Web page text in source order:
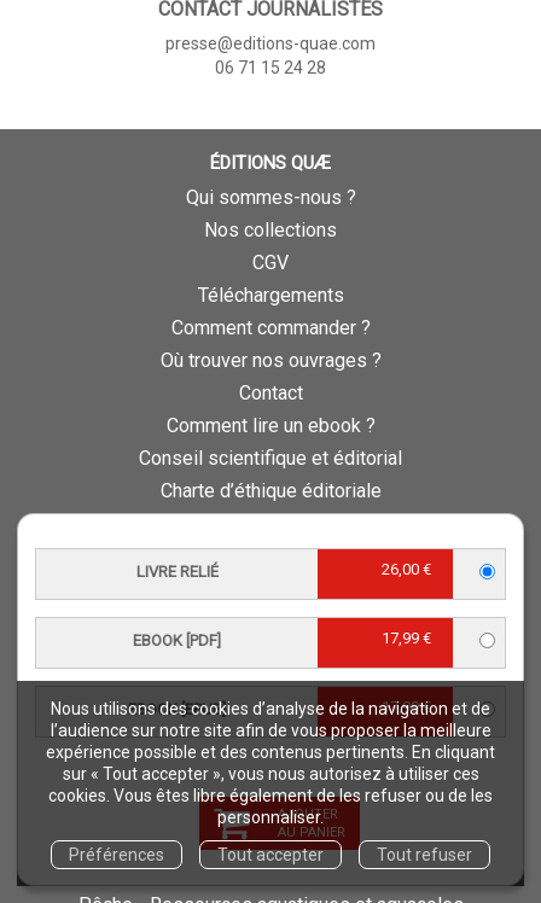
Nous utilisons des cookies d’analyse de la navigation et de
l’audience sur notre site afin de vous proposer la meilleure
expérience possible et des contenus pertinents. En cliquant
sur « Tout accepter », vous nous autorisez à utiliser ces
cookies. Vous êtes libre également de les refuser ou de les
personnaliser.
Préférences
Tout accepter Tout refuser
LIVRE RELIÉ 26,00 €
EBOOK [PDF] 17,99 €
EBOOK [EPUB] 17,99 €
AJOUTER
AU PANIER
CONTACT JOURNALISTES
presse@editions-quae.com
06 71 15 24 28
ÉDITIONS QUÆ
Qui sommes-nous ?
Nos collections
CGV
Téléchargements
Comment commander ?
Où trouver nos ouvrages ?
Contact
Comment lire un ebook ?
Conseil scientifique et éditorial
Charte d’éthique éditoriale
Protection de vos données personnelles - RGPD
Retours et commandes
NOS THÉMATIQUES
Agriculture et productions végétales
Alimentation et nutrition humaine
Élevage et productions animales
Forêt et sylviculture
Milieux naturels et environnement
Pays du Sud